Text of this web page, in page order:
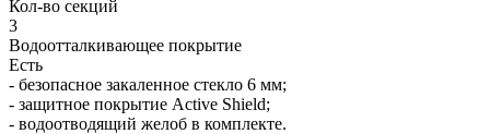
Кол-во секций
3
Водоотталкивающее покрытие
Есть
- безопасное закаленное стекло 6 мм;
- защитное покрытие Active Shield;
- водоотводящий желоб в комплекте.